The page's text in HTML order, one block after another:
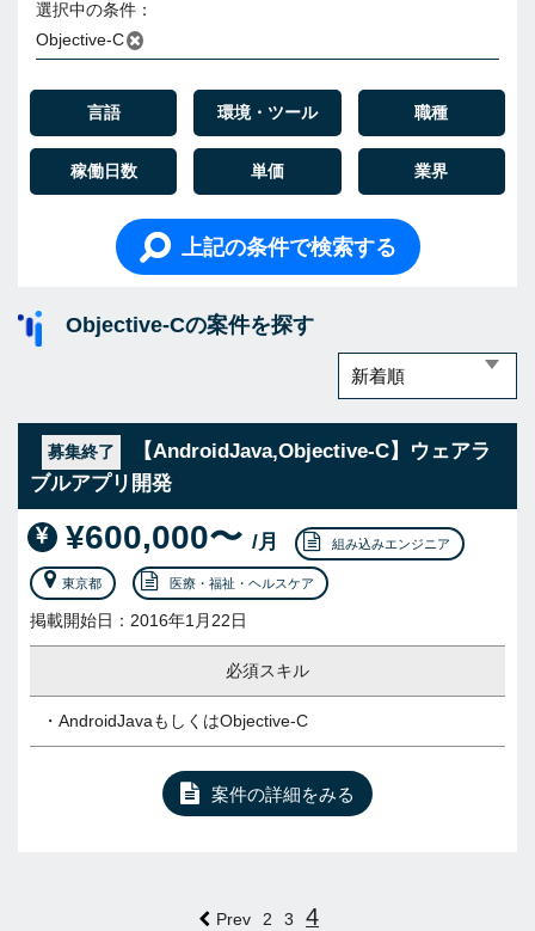
選択中の条件：
Objective-C
言語 環境・ツール 職種
稼働日数 単価 業界
上記の条件で検索する
Objective-Cの案件を探す
募集終了
【AndroidJava,Objective-C】ウェアラ
ブルアプリ開発
¥600,000〜 /月 組み込みエンジニア
東京都 医療・福祉・ヘルスケア
掲載開始日：2016年1月22日
必須スキル
・AndroidJavaもしくはObjective-C
案件の詳細をみる
Prev 2 3 4